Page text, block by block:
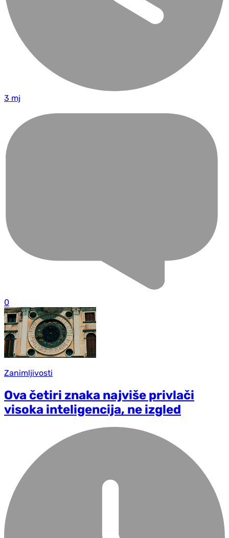
3 mj
0
Zanimljivosti
Ova četiri znaka najviše privlači
visoka inteligencija, ne izgled